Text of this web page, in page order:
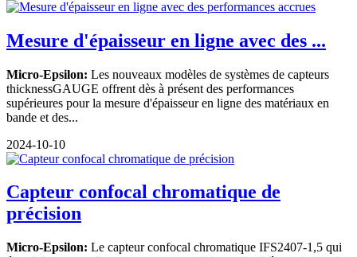
Mesure d'épaisseur en ligne avec des ...
Micro-Epsilon: Les nouveaux modèles de systèmes de capteurs
thicknessGAUGE offrent dès à présent des performances
supérieures pour la mesure d'épaisseur en ligne des matériaux en
bande et des...
2024-10-10
Capteur confocal chromatique de
précision
Micro-Epsilon: Le capteur confocal chromatique IFS2407-1,5 qui